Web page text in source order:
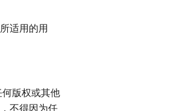
适用的用
版权或其他
不得因为任